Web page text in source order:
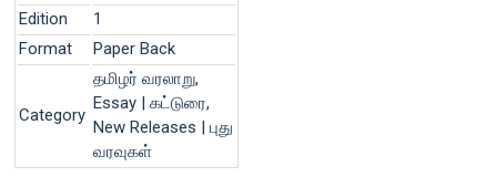
Edition
1
Format
Paper Back
Category
தமிழர் வரலாறு,
Essay | கட்டுரை,
New Releases | புது
வரவுகள்